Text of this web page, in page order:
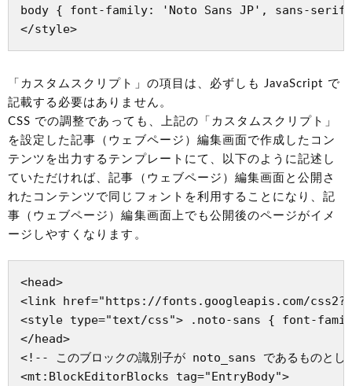
body { font-family: 'Noto Sans JP', sans-
</style>
「カスタムスクリプト」の項目は、必ずしも JavaScript で
記載する必要はありません。
CSS での調整であっても、上記の「カスタムスクリプト」
を設定した記事（ウェブページ）編集画面で作成したコン
テンツを出力するテンプレートにて、以下のように記述し
ていただければ、記事（ウェブページ）編集画面と公開さ
れたコンテンツで同じフォントを利用することになり、記
事（ウェブページ）編集画面上でも公開後のページがイメ
ージしやすくなります。
<head>
<link href="https://fonts.googleapis.com/
<style type="text/css"> .noto-sans { font-
</head>
<!-- このブロックの識別子が noto_sans であるものと
<mt:BlockEditorBlocks tag="EntryBody">